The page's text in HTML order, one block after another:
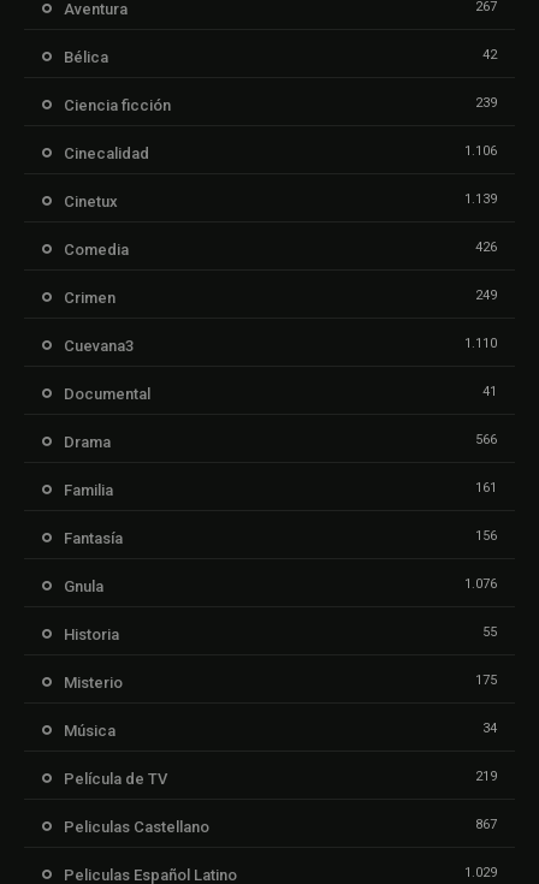
Aventura 267
Bélica 42
Ciencia ficción 239
Cinecalidad 1.106
Cinetux 1.139
Comedia 426
Crimen 249
Cuevana3 1.110
Documental 41
Drama 566
Familia 161
Fantasía 156
Gnula 1.076
Historia 55
Misterio 175
Música 34
Película de TV 219
Peliculas Castellano 867
Peliculas Español Latino 1.029